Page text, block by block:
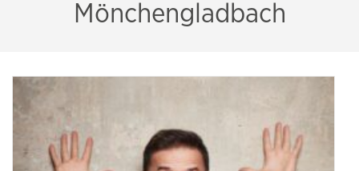
Mönchengladbach